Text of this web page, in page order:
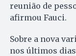
reunião de
afirmou Fauci.
Sobre a nova
nos últimos